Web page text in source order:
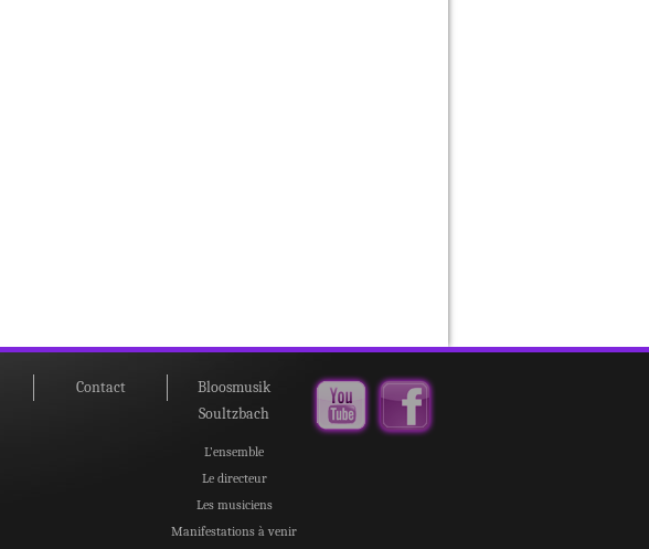
Contact
Bloosmusik
Soultzbach
L’ensemble
Le directeur
Les musiciens
Manifestations à venir